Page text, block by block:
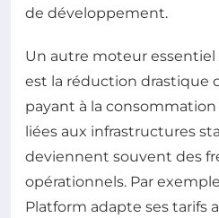
de développement.
Un autre moteur
est la réduction drastique
payant à la
liées aux infrastructures
deviennent souvent des
opérationnels. Par
Platform adapte ses tarifs